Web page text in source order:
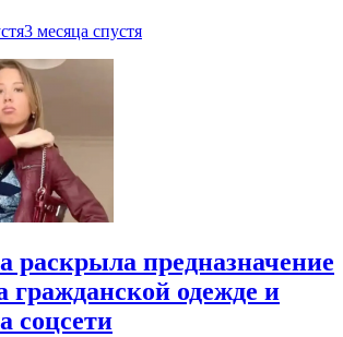
3 месяца спустя
раскрыла предназначение
гражданской одежде и
соцсети